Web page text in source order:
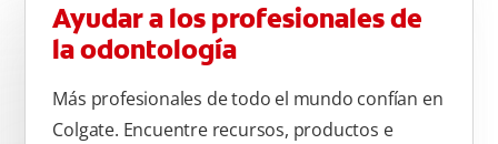
Ayudar a los profesionales de
la odontología
Más profesionales de todo el mundo confían en
Colgate. Encuentre recursos, productos e